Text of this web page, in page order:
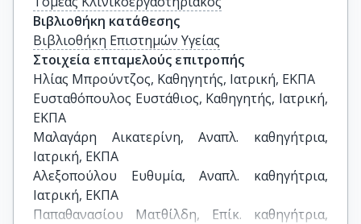
Βιβλιοθήκη κατάθεσης
Βιβλιοθήκη Επιστημών Υγείας
Στοιχεία επταμελούς επιτροπής
Ηλίας Μπρούντζος, Καθηγητής, Ιατρική, ΕΚΠΑ
Ευσταθόπουλος Ευστάθιος, Καθηγητής, Ιατρική,
ΕΚΠΑ
Μαλαγάρη Αικατερίνη, Αναπλ. καθηγήτρια,
Ιατρική, ΕΚΠΑ
Αλεξοπούλου Ευθυμία, Αναπλ. καθηγήτρια,
Ιατρική, ΕΚΠΑ
Παπαθανασίου Ματθίλδη, Επίκ. καθηγήτρια,